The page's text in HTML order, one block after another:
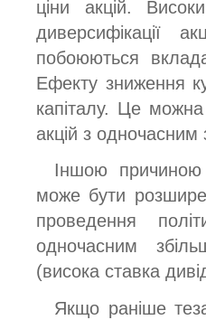
ціни акцій.
диверсифікації
побоюються
Ефекту зниження
капіталу. Це
акцій з одночасним
Іншою причиною
може бути
проведення
одночасним
(висока ставка
Якщо раніше